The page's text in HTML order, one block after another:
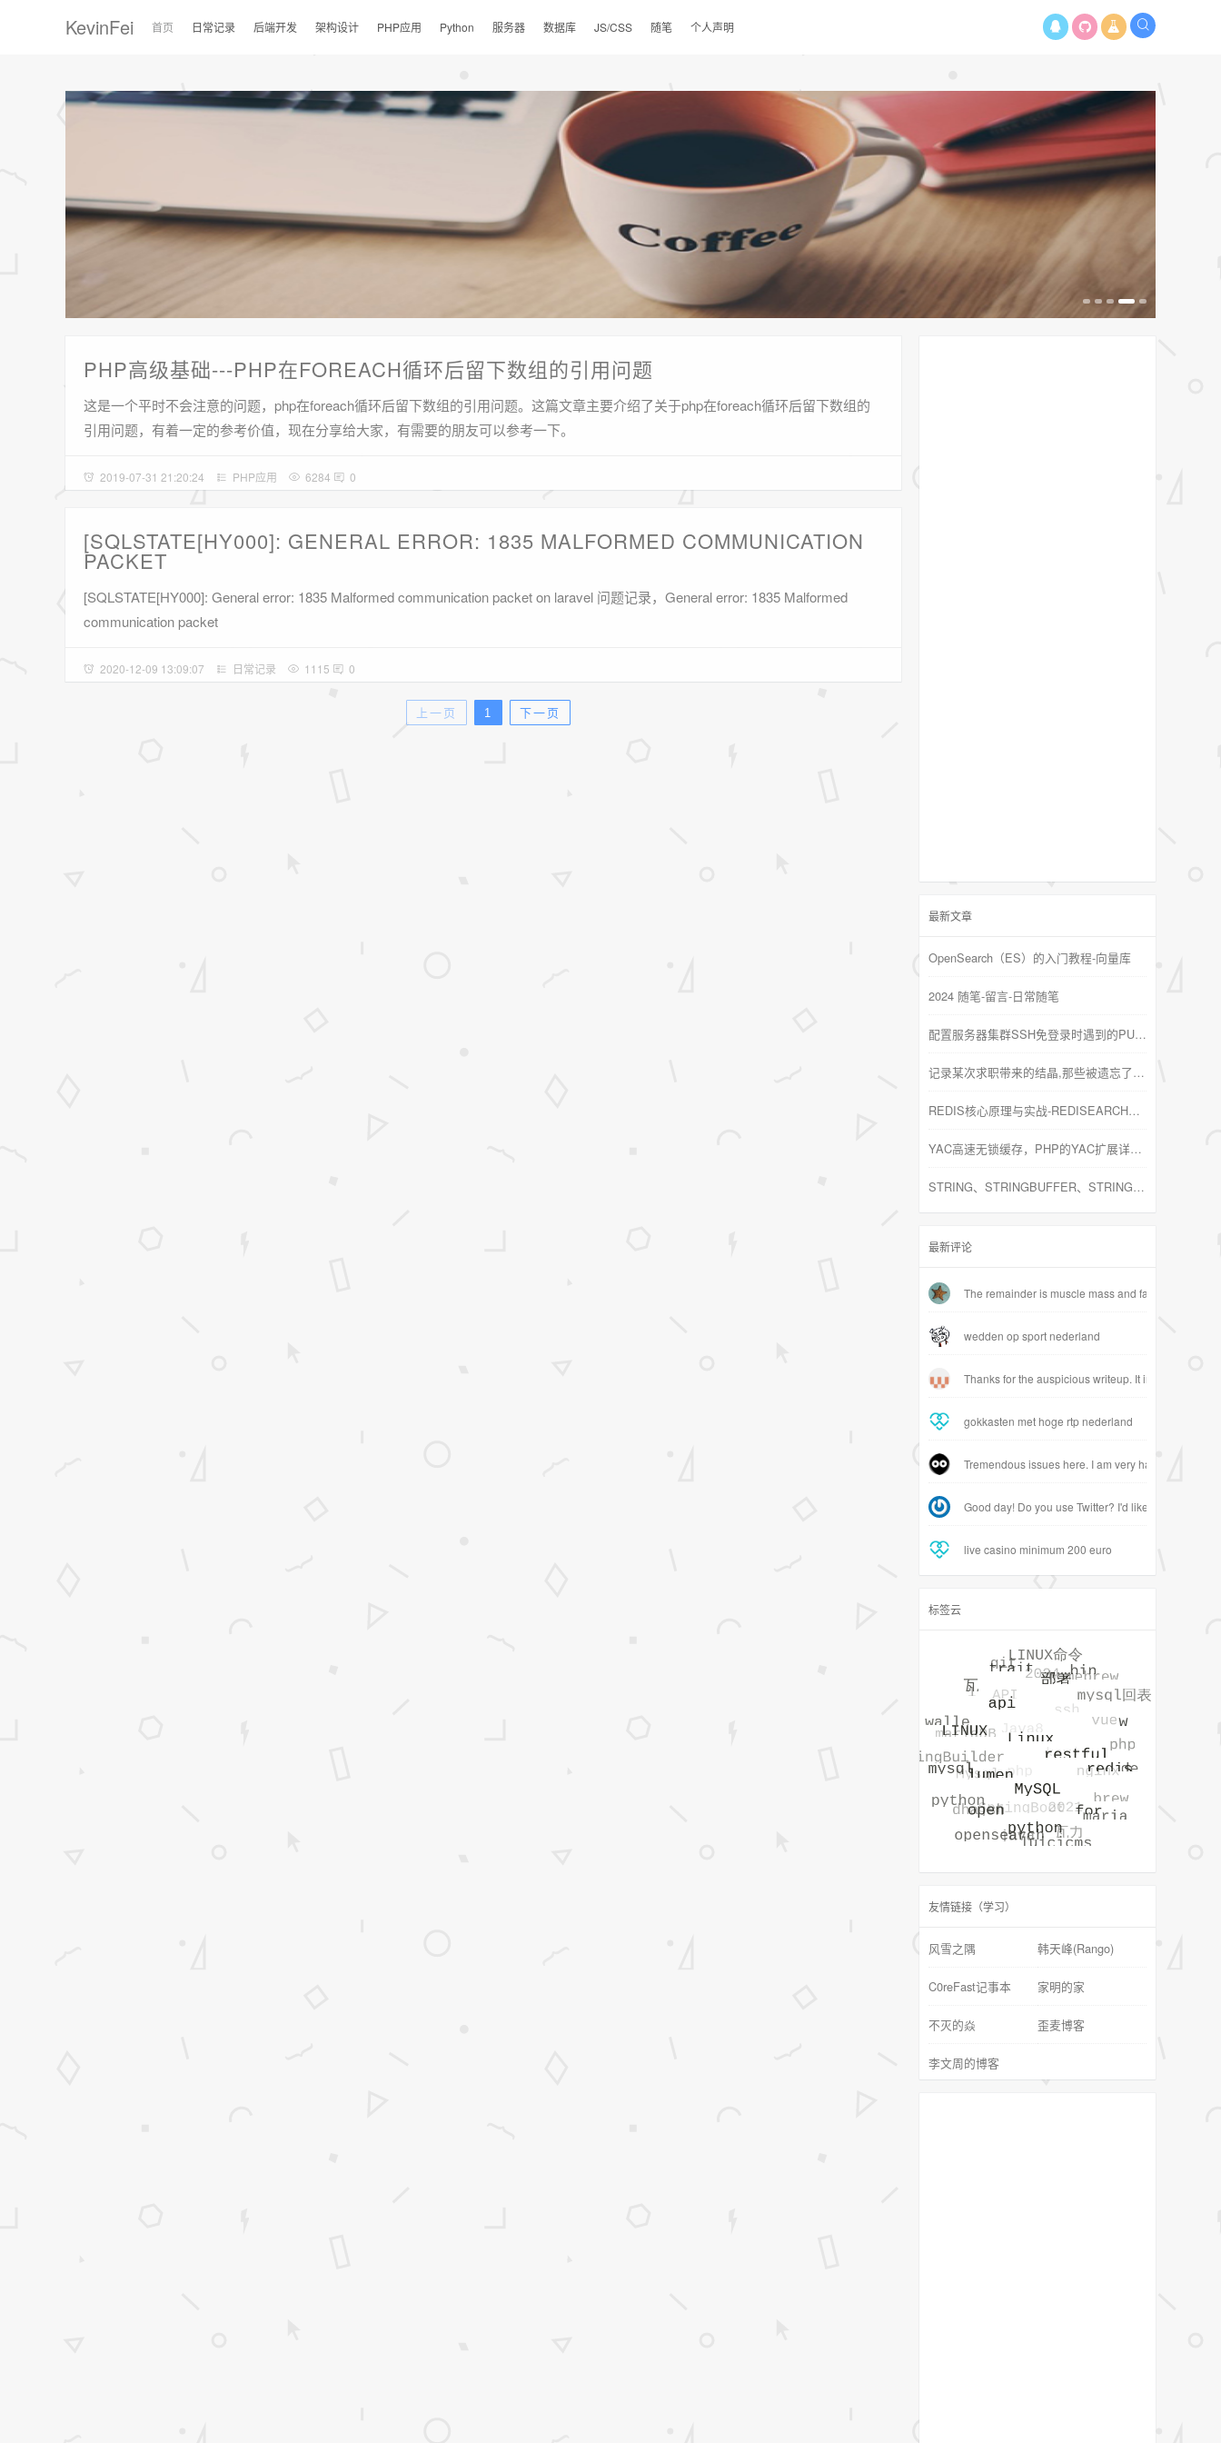
KevinFei 首页 日常记录 后端开发 架构设计 PHP应用 Python 服务器 数据库 JS/CSS 随笔 个人声明
PHP高级基础---PHP在FOREACH循环后留下数组的引用问题
这是一个平时不会注意的问题，php在foreach循环后留下数组的引用问题。这篇文章主要介绍了关于php在foreach循环后留下数组的
引用问题，有着一定的参考价值，现在分享给大家，有需要的朋友可以参考一下。
2019-07-31 21:20:24 PHP应用 6284 0
[SQLSTATE[HY000]: GENERAL ERROR: 1835 MALFORMED COMMUNICATION
PACKET
[SQLSTATE[HY000]: General error: 1835 Malformed communication packet on laravel 问题记录，General error: 1835 Malformed
communication packet
2020-12-09 13:09:07 日常记录 1115 0
上一页 1 下一页
最新文章
OpenSearch（ES）的入门教程-向量库
2024 随笔-留言-日常随笔
配置服务器集群SSH免登录时遇到的PUBKEYACCEPTEDALGORITHMS问题
记录某次求职带来的结晶,那些被遗忘了的基础知识
REDIS核心原理与实战-REDISEARCH高性能的全文搜索引擎
YAC高速无锁缓存，PHP的YAC扩展详解及安装
STRING、STRINGBUFFER、STRINGBUILDER的区别
最新评论
The remainder is muscle mass and fat, which vary
wedden op sport nederland
gokkasten met hoge rtp nederland
Tremendous issues here. I am very happy to look
Good day! Do you use Twitter? I'd like to follow
live casino minimum 200 euro
标签云
友情链接（学习）
风雪之隅 韩天峰(Rango)
C0reFast记事本 家明的家
不灭的焱 歪麦博客
李文周的博客